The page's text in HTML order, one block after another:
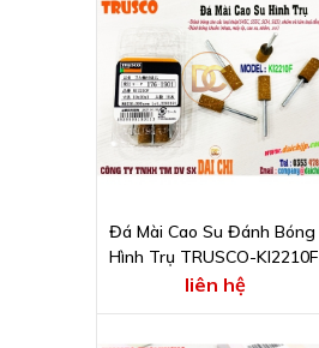
Đá Mài Cao Su Đánh Bóng
Hình Trụ TRUSCO-KI2210F
liên hệ